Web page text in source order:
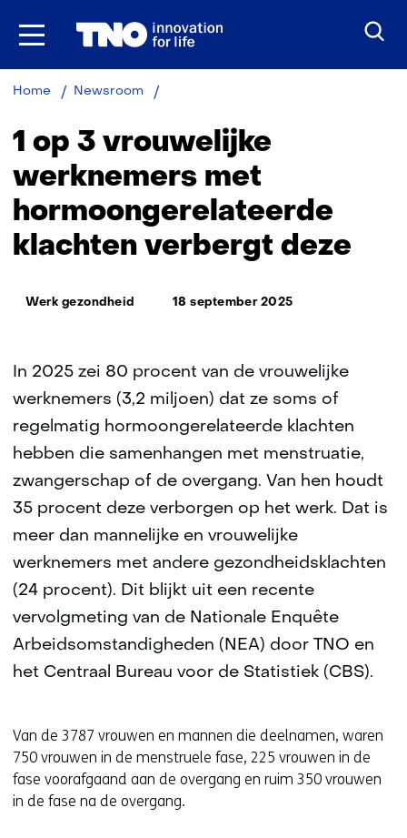
Ga
Home Newsroom
vrouwelijke
met
hormoongerelateerde
klachten
verbergt
1 op 3 vrouwelijke
werknemers met
hormoongerelateerde
klachten verbergt deze
Thema:
Werk gezondheid 18 september 2025
In 2025 zei 80 procent van de vrouwelijke
werknemers (3,2 miljoen) dat ze soms of
regelmatig hormoongerelateerde klachten
hebben die samenhangen met menstruatie,
zwangerschap of de overgang. Van hen houdt
35 procent deze verborgen op het werk. Dat is
meer dan mannelijke en vrouwelijke
werknemers met andere gezondheidsklachten
(24 procent). Dit blijkt uit een recente
vervolgmeting van de Nationale Enquête
Arbeidsomstandigheden (NEA) door TNO en
het Centraal Bureau voor de Statistiek (CBS).
Van de 3787 vrouwen en mannen die deelnamen, waren
750 vrouwen in de menstruele fase, 225 vrouwen in de
fase voorafgaand aan de overgang en ruim 350 vrouwen
in de fase na de overgang.